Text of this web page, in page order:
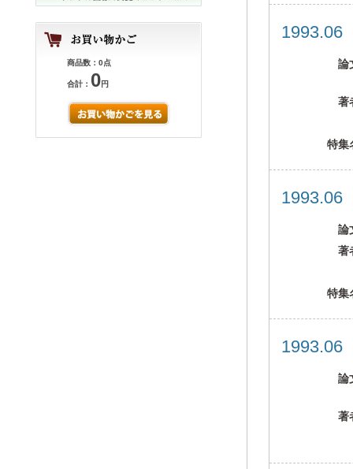
商品数：0点
合計： 0円
論
著
特集
論
著
特集
論
著